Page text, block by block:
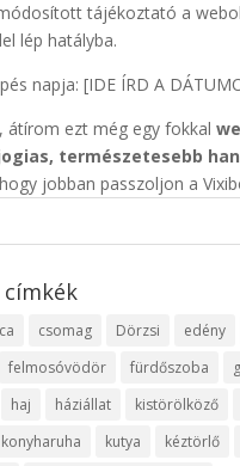
tájékoztató a
lép hatályba.
napja: [IDE ÍRD A
átírom ezt még egy fokkal
természetesebb
jobban passzoljon a
csomag Dörzsi edény
felmosóvödör fürdőszoba
haj háziállat kistörölköző
konyharuha kutya kéztörlő